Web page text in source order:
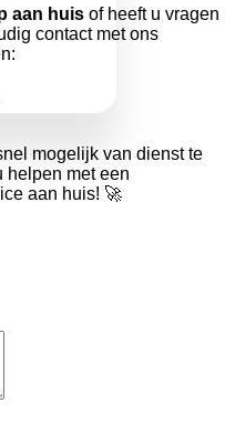
aan huis of heeft u vragen
contact met ons
mogelijk van dienst te
helpen met een
aan huis! 🚀